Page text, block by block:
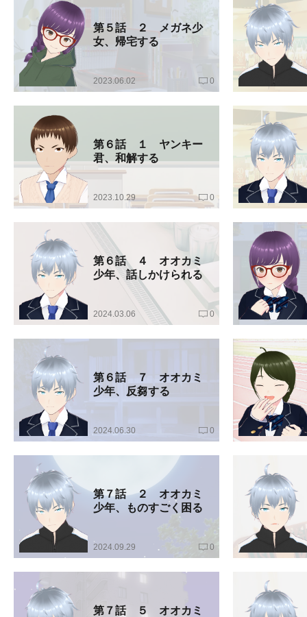
第５話 ２ メガネ少
女、帰宅する
2023.06.02 0
第６話 １ ヤンキー
君、和解する
2023.10.29 0
第６話 ４ オオカミ
少年、話しかけられる
2024.03.06 0
第６話 ７ オオカミ
少年、反芻する
2024.06.30 0
第７話 ２ オオカミ
少年、ものすごく困る
2024.09.29 0
第７話 ５ オオカミ